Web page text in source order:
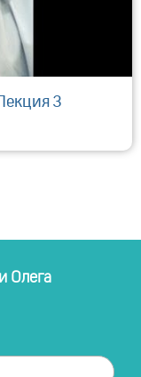
3
Олега